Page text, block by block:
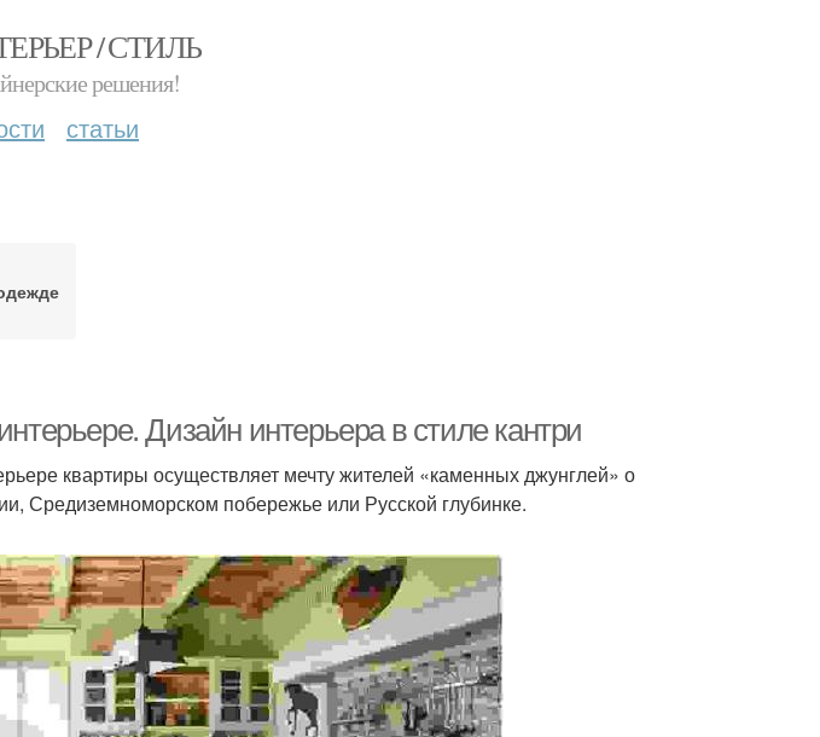
/ СТИЛЬ
решения!
статьи
Дизайн интерьера в стиле кантри
квартиры осуществляет мечту жителей «каменных джунглей» о
Средиземноморском побережье или Русской глубинке.